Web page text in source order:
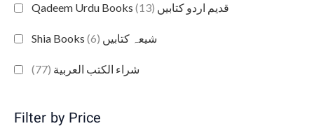
Qadeem Urdu Books قدیم اردو کتابیں (13)
Shia Books شیعہ کتابیں (6)
شراء الكتب العربية (77)
Filter by Price